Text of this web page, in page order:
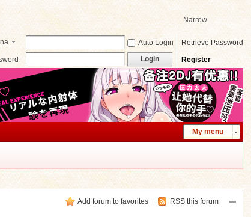
Narrow
Auto Login
Retrieve Password
Login Register
My menu
Add forum to favorites RSS this forum